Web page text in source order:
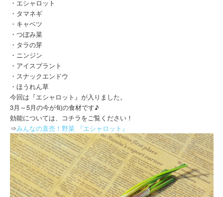
・エシャロット
・タマネギ
・キャベツ
・つぼみ菜
・タラの芽
・ニンジン
・アイスプラント
・スナックエンドウ
・ほうれん草
今回は『エシャロット』が入りました。
3月～5月の今が旬の食材です♪
効能については、コチラをご覧ください！
⇒みんなの直売！野菜 『エシャロット』